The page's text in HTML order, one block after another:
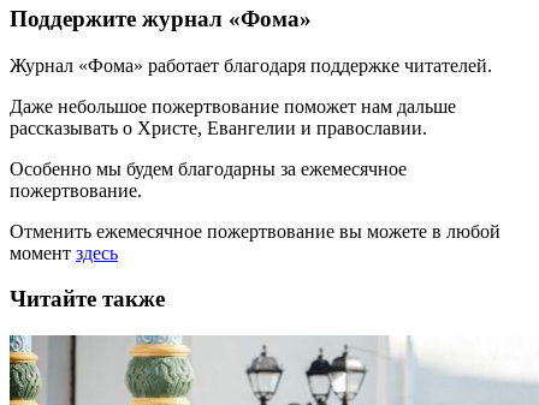
Поддержите журнал «Фома»
Журнал «Фома» работает благодаря поддержке читателей.
Даже небольшое пожертвование поможет нам дальше
рассказывать о Христе, Евангелии и православии.
Особенно мы будем благодарны за ежемесячное
пожертвование.
Отменить ежемесячное пожертвование вы можете в любой
момент здесь
Читайте также